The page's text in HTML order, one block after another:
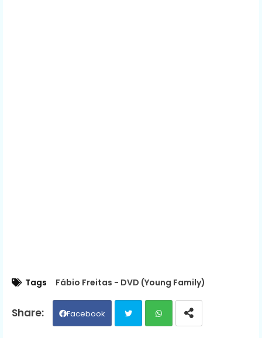
Tags Fábio Freitas - DVD (Young Family)
Facebook